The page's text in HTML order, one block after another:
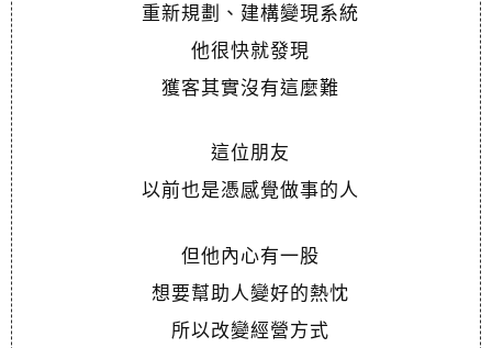
重新規劃、建構變現系統
他很快就發現
獲客其實沒有這麼難
這位朋友
以前也是憑感覺做事的人
但他內心有一股
想要幫助人變好的熱忱
所以改變經營方式